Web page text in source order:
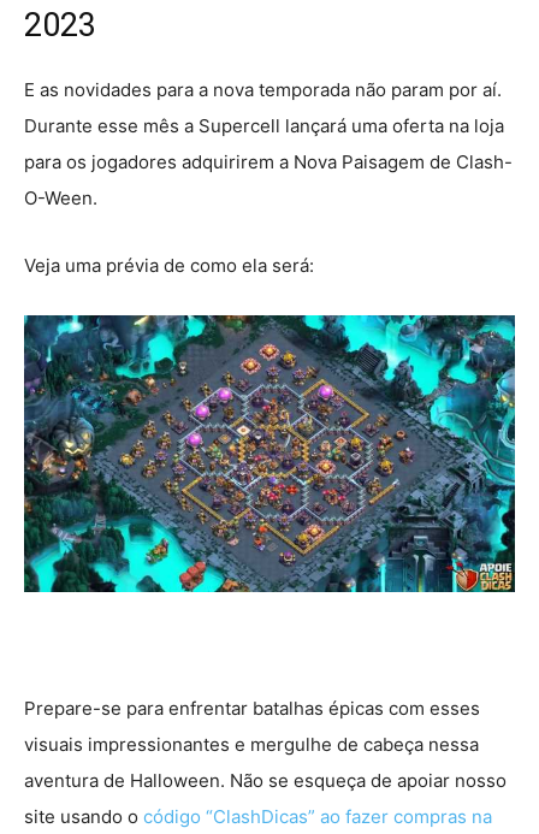
2023
E as novidades para a nova temporada não param por aí.
Durante esse mês a Supercell lançará uma oferta na loja
para os jogadores adquirirem a Nova Paisagem de Clash-
O-Ween.
Veja uma prévia de como ela será:
Prepare-se para enfrentar batalhas épicas com esses
visuais impressionantes e mergulhe de cabeça nessa
aventura de Halloween. Não se esqueça de apoiar nosso
site usando o código “ClashDicas” ao fazer compras na